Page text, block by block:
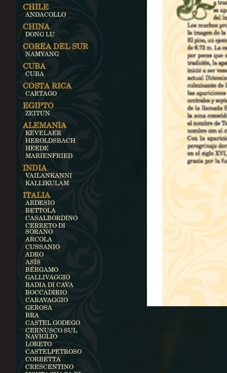
CHILE
ANDACOLLO
CHINA
DONG LU
COREA DEL SUR
NAMYANG
CUBA
CUBA
COSTA RICA
CARTAGO
EGIPTO
ZEITÚN
ALEMANIA
KEVELAER
HEROLDSBACH
HEEDE
MARIENFRIED
INDIA
VAILANKANNI
KALLIKULAM
ITALIA
ARDESIO
BETTOLA
CASALBORDINO
CERRETO DI
SORANO
ARCOLA
CUSSANIO
ADRO
ASÍS
BÉRGAMO
GALLIVAGGIO
BADIA DI CAVA
BOCCADIRIO
CARAVAGGIO
GEROSA
BRA
CASTEL GODEGO
CERNUSCO SUL
NAVIGLIO
LORETO
CASTELPETROSO
CORBETTA
CRESCENTINO